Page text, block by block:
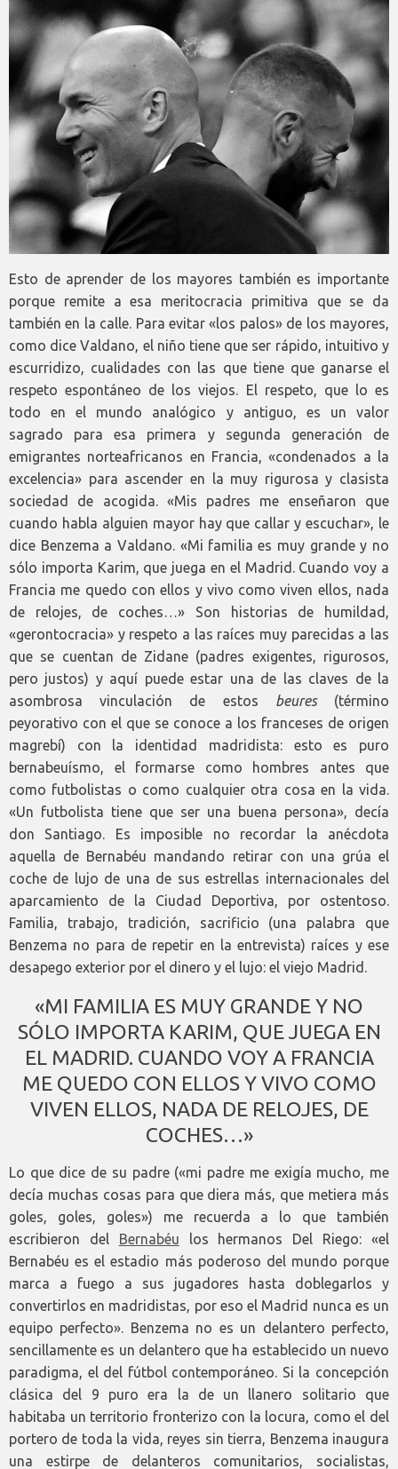
Esto de aprender de los mayores también es importante
porque remite a esa meritocracia primitiva que se da
también en la calle. Para evitar «los palos» de los mayores,
como dice Valdano, el niño tiene que ser rápido, intuitivo y
escurridizo, cualidades con las que tiene que ganarse el
respeto espontáneo de los viejos. El respeto, que lo es
todo en el mundo analógico y antiguo, es un valor
sagrado para esa primera y segunda generación de
emigrantes norteafricanos en Francia, «condenados a la
excelencia» para ascender en la muy rigurosa y clasista
sociedad de acogida. «Mis padres me enseñaron que
cuando habla alguien mayor hay que callar y escuchar», le
dice Benzema a Valdano. «Mi familia es muy grande y no
sólo importa Karim, que juega en el Madrid. Cuando voy a
Francia me quedo con ellos y vivo como viven ellos, nada
de relojes, de coches…» Son historias de humildad,
«gerontocracia» y respeto a las raíces muy parecidas a las
que se cuentan de Zidane (padres exigentes, rigurosos,
pero justos) y aquí puede estar una de las claves de la
asombrosa vinculación de estos beures (término
peyorativo con el que se conoce a los franceses de origen
magrebí) con la identidad madridista: esto es puro
bernabeuísmo, el formarse como hombres antes que
como futbolistas o como cualquier otra cosa en la vida.
«Un futbolista tiene que ser una buena persona», decía
don Santiago. Es imposible no recordar la anécdota
aquella de Bernabéu mandando retirar con una grúa el
coche de lujo de una de sus estrellas internacionales del
aparcamiento de la Ciudad Deportiva, por ostentoso.
Familia, trabajo, tradición, sacrificio (una palabra que
Benzema no para de repetir en la entrevista) raíces y ese
desapego exterior por el dinero y el lujo: el viejo Madrid.
«MI FAMILIA ES MUY GRANDE Y NO
SÓLO IMPORTA KARIM, QUE JUEGA EN
EL MADRID. CUANDO VOY A FRANCIA
ME QUEDO CON ELLOS Y VIVO COMO
VIVEN ELLOS, NADA DE RELOJES, DE
COCHES…»
Lo que dice de su padre («mi padre me exigía mucho, me
decía muchas cosas para que diera más, que metiera más
goles, goles, goles») me recuerda a lo que también
escribieron del Bernabéu los hermanos Del Riego: «el
Bernabéu es el estadio más poderoso del mundo porque
marca a fuego a sus jugadores hasta doblegarlos y
convertirlos en madridistas, por eso el Madrid nunca es un
equipo perfecto». Benzema no es un delantero perfecto,
sencillamente es un delantero que ha establecido un nuevo
paradigma, el del fútbol contemporáneo. Si la concepción
clásica del 9 puro era la de un llanero solitario que
habitaba un territorio fronterizo con la locura, como el del
portero de toda la vida, reyes sin tierra, Benzema inaugura
una estirpe de delanteros comunitarios, socialistas,